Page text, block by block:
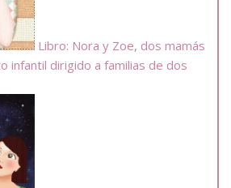
Libro: Nora y Zoe, dos mamás
infantil dirigido a familias de dos